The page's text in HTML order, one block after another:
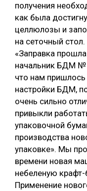
получения
как была
целлюлозы и
на сеточный стол.
«Заправка
начальник БДМ №
что нам пришлось
настройки БДМ,
очень сильно
привыкли
упаковочной
производства
упаковке». Мы
времени новая
небеленую
Применение